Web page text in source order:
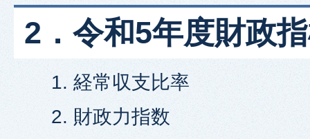
2．令和5年度財政
経常収支比率
財政力指数